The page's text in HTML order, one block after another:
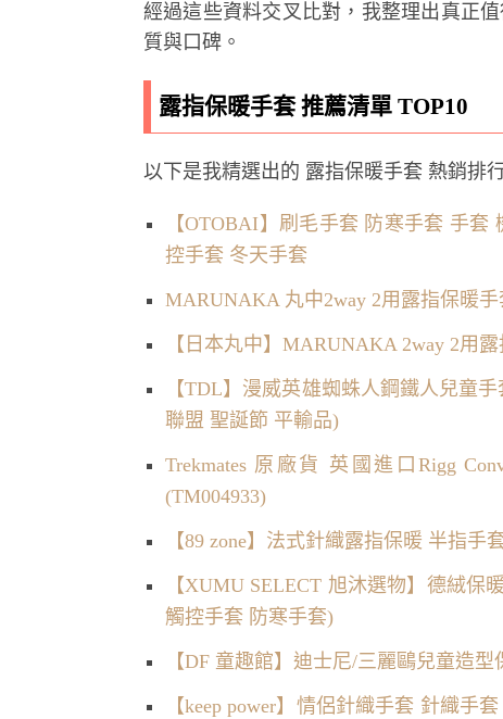
經過這些資料交叉比對，我整理出真正
質與口碑。
露指保暖手套 推薦清單 TOP10
以下是我精選出的 露指保暖手套 熱銷排
【OTOBAI】刷毛手套 防寒手套 手
控手套 冬天手套
MARUNAKA 丸中2way 2用露指保暖
【日本丸中】MARUNAKA 2way 2用
【TDL】漫威英雄蜘蛛人鋼鐵人兒童
聯盟 聖誕節 平輸品)
Trekmates 原廠貨 英國進口Rigg
(TM004933)
【89 zone】法式針織露指保暖 半指
【XUMU SELECT 旭沐選物】德絨
觸控手套 防寒手套)
【DF 童趣館】迪士尼/三麗鷗兒童造
【keep power】情侶針織手套 針織手